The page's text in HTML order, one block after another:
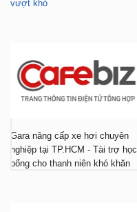
vượt khó
Gara nâng cấp xe hơi chuyên
nghiệp tại TP.HCM - Tài trợ học
bổng cho thanh niên khó khăn